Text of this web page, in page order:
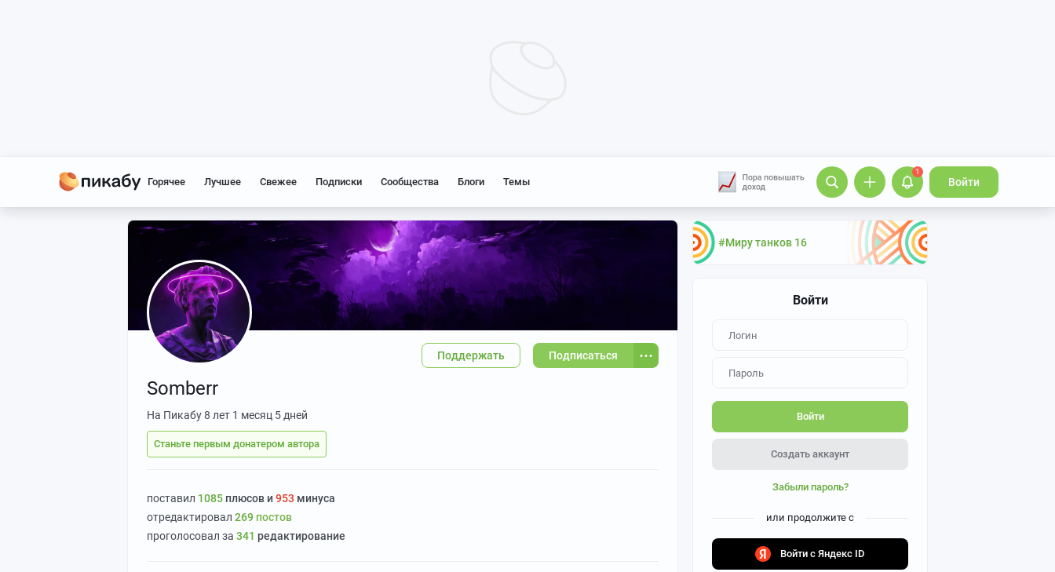
Горячее Лучшее Свежее Подписки Сообщества Блоги Темы
1
Войти
#Миру танков 16
Войти
Войти
Создать аккаунт
Забыли пароль?
или продолжите с
Войти с Яндекс ID
Somberr
Поддержать Подписаться
На Пикабу8 лет 1 месяц 5 дней
Станьте первым донатером автора
поставил 1085 плюсов и953 минуса
отредактировал 269 постов
проголосовал за 341 редактирование